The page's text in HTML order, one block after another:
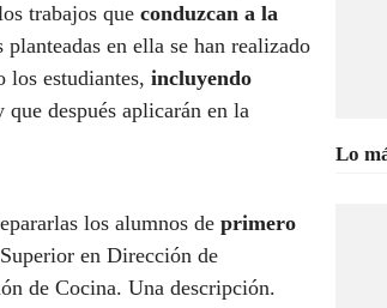
trabajos que conduzcan a la
planteadas en ella se han realizado
los estudiantes, incluyendo
que después aplicarán en la
los alumnos de primero
en Dirección de
de Cocina. Una descripción.
Lo